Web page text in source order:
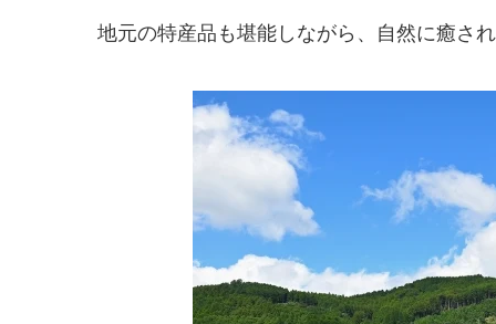
地元の特産品も堪能しながら、自然に癒さ